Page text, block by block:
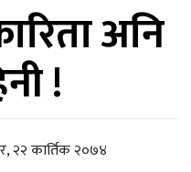
अनि
!
२२ कार्तिक २०७४